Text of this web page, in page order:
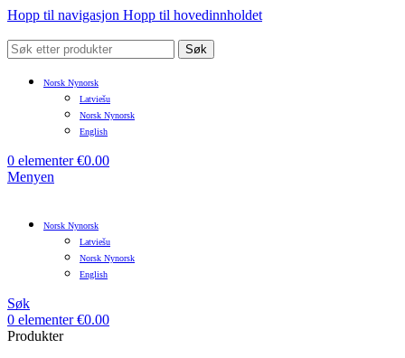
Hopp til navigasjon Hopp til hovedinnholdet
Søk
Norsk Nynorsk
Latviešu
Norsk Nynorsk
English
0 elementer €0.00
Menyen
Norsk Nynorsk
Latviešu
Norsk Nynorsk
English
Søk
0 elementer €0.00
Produkter